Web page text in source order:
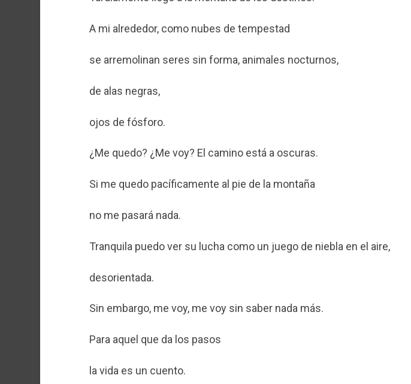
A mi alrededor, como nubes de tempestad
se arremolinan seres sin forma, animales nocturnos,
de alas negras,
ojos de fósforo.
¿Me quedo? ¿Me voy? El camino está a oscuras.
Si me quedo pacíficamente al pie de la montaña
no me pasará nada.
Tranquila puedo ver su lucha como un juego de niebla en el aire,
desorientada.
Sin embargo, me voy, me voy sin saber nada más.
Para aquel que da los pasos
la vida es un cuento.